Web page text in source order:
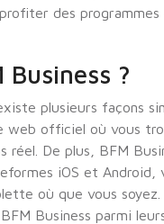
des
?
plusieurs façons
web officiel où vous
De plus, BFM
iOS et
où que vous
Business parmi